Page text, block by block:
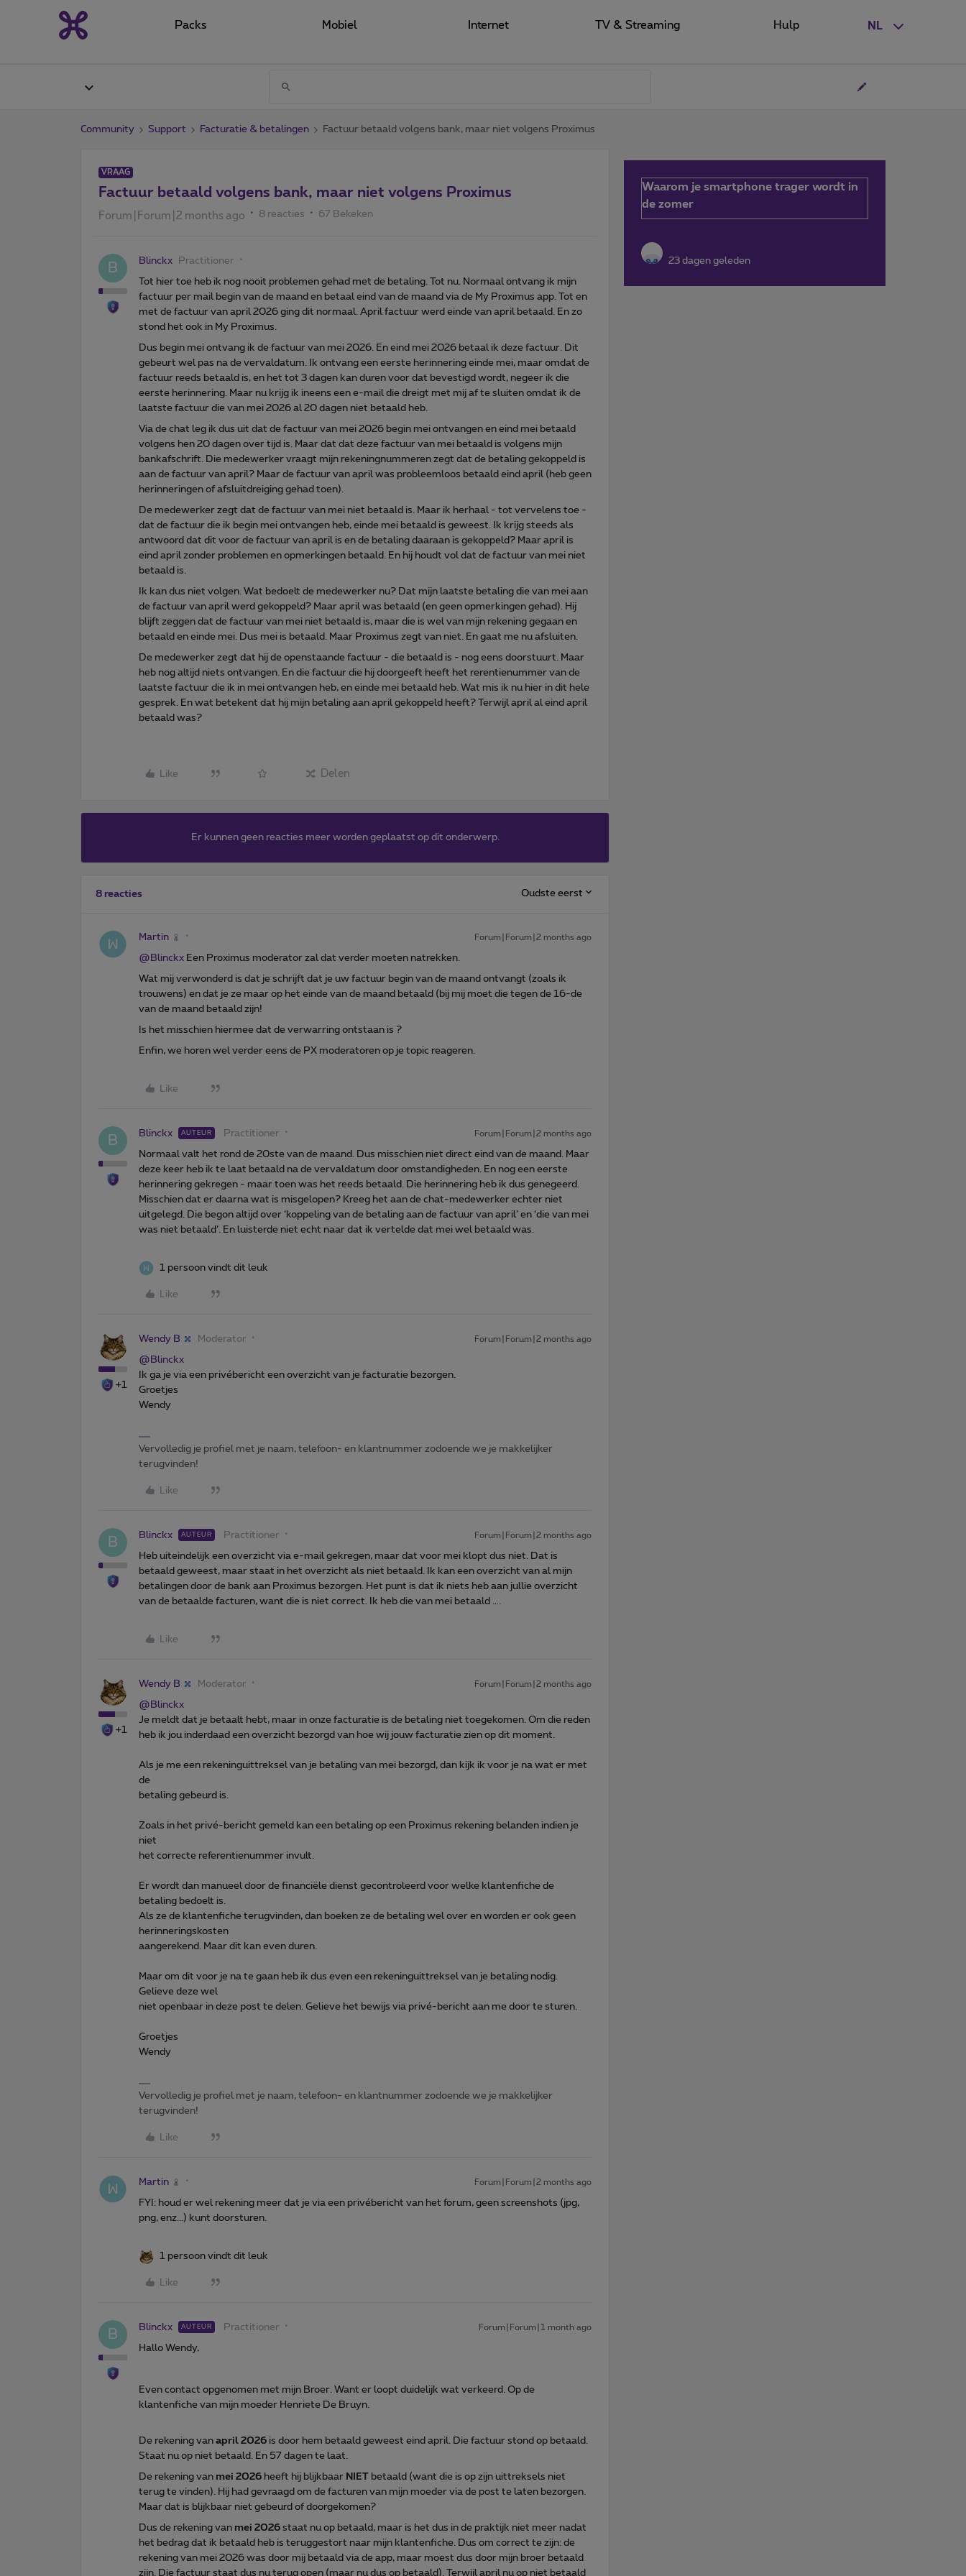
NL
Packs Mobiel Internet TV & Streaming Hulp
Community Support Facturatie & betalingen Factuur betaald volgens bank, maar niet volgens Proximus
VRAAG
Factuur betaald volgens bank, maar niet volgens Proximus
Forum|Forum|2 months ago 8 reacties 67 Bekeken
B Blinckx Practitioner
Tot hier toe heb ik nog nooit problemen gehad met de betaling. Tot nu. Normaal ontvang ik mijn
factuur per mail begin van de maand en betaal eind van de maand via de My Proximus app. Tot en
met de factuur van april 2026 ging dit normaal. April factuur werd einde van april betaald. En zo
stond het ook in My Proximus.
Dus begin mei ontvang ik de factuur van mei 2026. En eind mei 2026 betaal ik deze factuur. Dit
gebeurt wel pas na de vervaldatum. Ik ontvang een eerste herinnering einde mei, maar omdat de
factuur reeds betaald is, en het tot 3 dagen kan duren voor dat bevestigd wordt, negeer ik die
eerste herinnering. Maar nu krijg ik ineens een e-mail die dreigt met mij af te sluiten omdat ik de
laatste factuur die van mei 2026 al 20 dagen niet betaald heb.
Via de chat leg ik dus uit dat de factuur van mei 2026 begin mei ontvangen en eind mei betaald
volgens hen 20 dagen over tijd is. Maar dat dat deze factuur van mei betaald is volgens mijn
bankafschrift. Die medewerker vraagt mijn rekeningnummeren zegt dat de betaling gekoppeld is
aan de factuur van april? Maar de factuur van april was probleemloos betaald eind april (heb geen
herinneringen of afsluitdreiging gehad toen).
De medewerker zegt dat de factuur van mei niet betaald is. Maar ik herhaal - tot vervelens toe -
dat de factuur die ik begin mei ontvangen heb, einde mei betaald is geweest. Ik krijg steeds als
antwoord dat dit voor de factuur van april is en de betaling daaraan is gekoppeld? Maar april is
eind april zonder problemen en opmerkingen betaald. En hij houdt vol dat de factuur van mei niet
betaald is.
Ik kan dus niet volgen. Wat bedoelt de medewerker nu? Dat mijn laatste betaling die van mei aan
de factuur van april werd gekoppeld? Maar april was betaald (en geen opmerkingen gehad). Hij
blijft zeggen dat de factuur van mei niet betaald is, maar die is wel van mijn rekening gegaan en
betaald en einde mei. Dus mei is betaald. Maar Proximus zegt van niet. En gaat me nu afsluiten.
De medewerker zegt dat hij de openstaande factuur - die betaald is - nog eens doorstuurt. Maar
heb nog altijd niets ontvangen. En die factuur die hij doorgeeft heeft het rerentienummer van de
laatste factuur die ik in mei ontvangen heb, en einde mei betaald heb. Wat mis ik nu hier in dit hele
gesprek. En wat betekent dat hij mijn betaling aan april gekoppeld heeft? Terwijl april al eind april
betaald was?
Like Delen
Er kunnen geen reacties meer worden geplaatst op dit onderwerp.
8 reacties Oudste eerst
Martin Forum|Forum|2 months ago
@Blinckx Een Proximus moderator zal dat verder moeten natrekken.
Wat mij verwonderd is dat je schrijft dat je uw factuur begin van de maand ontvangt (zoals ik
trouwens) en dat je ze maar op het einde van de maand betaald (bij mij moet die tegen de 16-de
van de maand betaald zijn!
Is het misschien hiermee dat de verwarring ontstaan is ?
Enfin, we horen wel verder eens de PX moderatoren op je topic reageren.
Like
B Blinckx AUTEUR Practitioner Forum|Forum|2 months ago
Normaal valt het rond de 20ste van de maand. Dus misschien niet direct eind van de maand. Maar
deze keer heb ik te laat betaald na de vervaldatum door omstandigheden. En nog een eerste
herinnering gekregen - maar toen was het reeds betaald. Die herinnering heb ik dus genegeerd.
Misschien dat er daarna wat is misgelopen? Kreeg het aan de chat-medewerker echter niet
uitgelegd. Die begon altijd over ‘koppeling van de betaling aan de factuur van april’ en ‘die van mei
was niet betaald’. En luisterde niet echt naar dat ik vertelde dat mei wel betaald was.
1 persoon vindt dit leuk
Like
+1
Wendy B Moderator Forum|Forum|2 months ago
@Blinckx
Ik ga je via een privébericht een overzicht van je facturatie bezorgen.
Groetjes
Wendy
Vervolledig je profiel met je naam, telefoon- en klantnummer zodoende we je makkelijker
terugvinden!
Like
B Blinckx AUTEUR Practitioner Forum|Forum|2 months ago
Heb uiteindelijk een overzicht via e-mail gekregen, maar dat voor mei klopt dus niet. Dat is
betaald geweest, maar staat in het overzicht als niet betaald. Ik kan een overzicht van al mijn
betalingen door de bank aan Proximus bezorgen. Het punt is dat ik niets heb aan jullie overzicht
van de betaalde facturen, want die is niet correct. Ik heb die van mei betaald ….
Like
+1
Wendy B Moderator Forum|Forum|2 months ago
@Blinckx
Je meldt dat je betaalt hebt, maar in onze facturatie is de betaling niet toegekomen. Om die reden
heb ik jou inderdaad een overzicht bezorgd van hoe wij jouw facturatie zien op dit moment.
Als je me een rekeninguittreksel van je betaling van mei bezorgd, dan kijk ik voor je na wat er met
de
betaling gebeurd is.
Zoals in het privé-bericht gemeld kan een betaling op een Proximus rekening belanden indien je
niet
het correcte referentienummer invult.
Er wordt dan manueel door de financiële dienst gecontroleerd voor welke klantenfiche de
betaling bedoelt is.
Als ze de klantenfiche terugvinden, dan boeken ze de betaling wel over en worden er ook geen
herinneringskosten
aangerekend. Maar dit kan even duren.
Maar om dit voor je na te gaan heb ik dus even een rekeninguittreksel van je betaling nodig.
Gelieve deze wel
niet openbaar in deze post te delen. Gelieve het bewijs via privé-bericht aan me door te sturen.
Groetjes
Wendy
Vervolledig je profiel met je naam, telefoon- en klantnummer zodoende we je makkelijker
terugvinden!
Like
Martin Forum|Forum|2 months ago
FYI: houd er wel rekening meer dat je via een privébericht van het forum, geen screenshots (jpg,
png, enz...) kunt doorsturen.
1 persoon vindt dit leuk
Like
B Blinckx AUTEUR Practitioner Forum|Forum|1 month ago
Hallo Wendy,
Even contact opgenomen met mijn Broer. Want er loopt duidelijk wat verkeerd. Op de
klantenfiche van mijn moeder Henriete De Bruyn.
De rekening van april 2026 is door hem betaald geweest eind april. Die factuur stond op betaald.
Staat nu op niet betaald. En 57 dagen te laat.
De rekening van mei 2026 heeft hij blijkbaar NIET betaald (want die is op zijn uittreksels niet
terug te vinden). Hij had gevraagd om de facturen van mijn moeder via de post te laten bezorgen.
Maar dat is blijkbaar niet gebeurd of doorgekomen?
Dus de rekening van mei 2026 staat nu op betaald, maar is het dus in de praktijk niet meer nadat
het bedrag dat ik betaald heb is teruggestort naar mijn klantenfiche. Dus om correct te zijn: de
rekening van mei 2026 was door mij betaald via de app, maar moest dus door mijn broer betaald
zijn. Die factuur staat dus nu terug open (maar nu dus op betaald). Terwijl april nu op niet betaald
Waarom je smartphone trager wordt in
de zomer
23 dagen geleden